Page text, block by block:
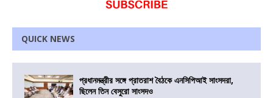
QUICK NEWS
প্রধানমন্ত্রীর সঙ্গে প্রাতরাশ বৈঠকে এনসিপিআই সাংসদরা,
ছিলেন তিন বেসুরো সাংসদও